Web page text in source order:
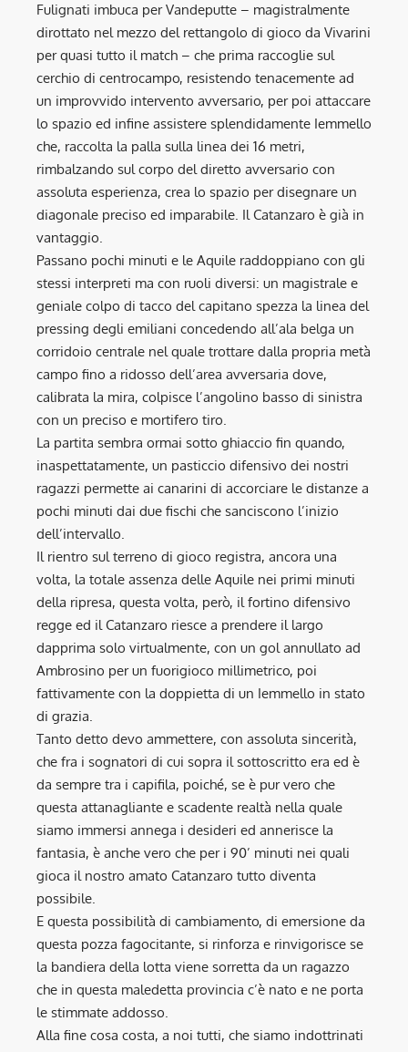
Fulignati imbuca per Vandeputte – magistralmente
dirottato nel mezzo del rettangolo di gioco da Vivarini
per quasi tutto il match – che prima raccoglie sul
cerchio di centrocampo, resistendo tenacemente ad
un improvvido intervento avversario, per poi attaccare
lo spazio ed infine assistere splendidamente Iemmello
che, raccolta la palla sulla linea dei 16 metri,
rimbalzando sul corpo del diretto avversario con
assoluta esperienza, crea lo spazio per disegnare un
diagonale preciso ed imparabile. Il Catanzaro è già in
vantaggio.
Passano pochi minuti e le Aquile raddoppiano con gli
stessi interpreti ma con ruoli diversi: un magistrale e
geniale colpo di tacco del capitano spezza la linea del
pressing degli emiliani concedendo all’ala belga un
corridoio centrale nel quale trottare dalla propria metà
campo fino a ridosso dell’area avversaria dove,
calibrata la mira, colpisce l’angolino basso di sinistra
con un preciso e mortifero tiro.
La partita sembra ormai sotto ghiaccio fin quando,
inaspettatamente, un pasticcio difensivo dei nostri
ragazzi permette ai canarini di accorciare le distanze a
pochi minuti dai due fischi che sanciscono l’inizio
dell’intervallo.
Il rientro sul terreno di gioco registra, ancora una
volta, la totale assenza delle Aquile nei primi minuti
della ripresa, questa volta, però, il fortino difensivo
regge ed il Catanzaro riesce a prendere il largo
dapprima solo virtualmente, con un gol annullato ad
Ambrosino per un fuorigioco millimetrico, poi
fattivamente con la doppietta di un Iemmello in stato
di grazia.
Tanto detto devo ammettere, con assoluta sincerità,
che fra i sognatori di cui sopra il sottoscritto era ed è
da sempre tra i capifila, poiché, se è pur vero che
questa attanagliante e scadente realtà nella quale
siamo immersi annega i desideri ed annerisce la
fantasia, è anche vero che per i 90’ minuti nei quali
gioca il nostro amato Catanzaro tutto diventa
possibile.
E questa possibilità di cambiamento, di emersione da
questa pozza fagocitante, si rinforza e rinvigorisce se
la bandiera della lotta viene sorretta da un ragazzo
che in questa maledetta provincia c’è nato e ne porta
le stimmate addosso.
Alla fine cosa costa, a noi tutti, che siamo indottrinati